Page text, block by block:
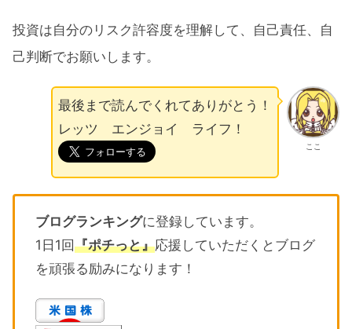
投資は自分のリスク許容度を理解して、自己責任、自
己判断でお願いします。
ここ
最後まで読んでくれてありがとう！
レッツ エンジョイ ライフ！
ブログランキングに登録しています。
1日1回『ポチっと』応援していただくとブログ
を頑張る励みになります！